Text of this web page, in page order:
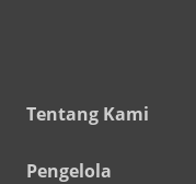
Tentang Kami
Pengelola